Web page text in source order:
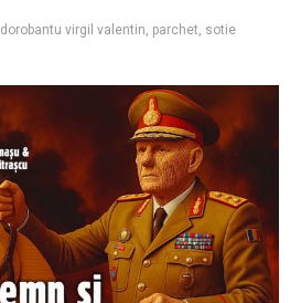
dorobantu virgil valentin, parchet, sotie